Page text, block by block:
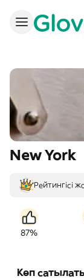
New York
Рейтингісі
87%
Көп